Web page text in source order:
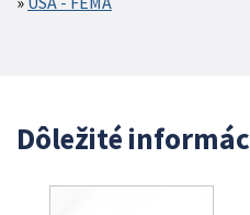
Dôležité